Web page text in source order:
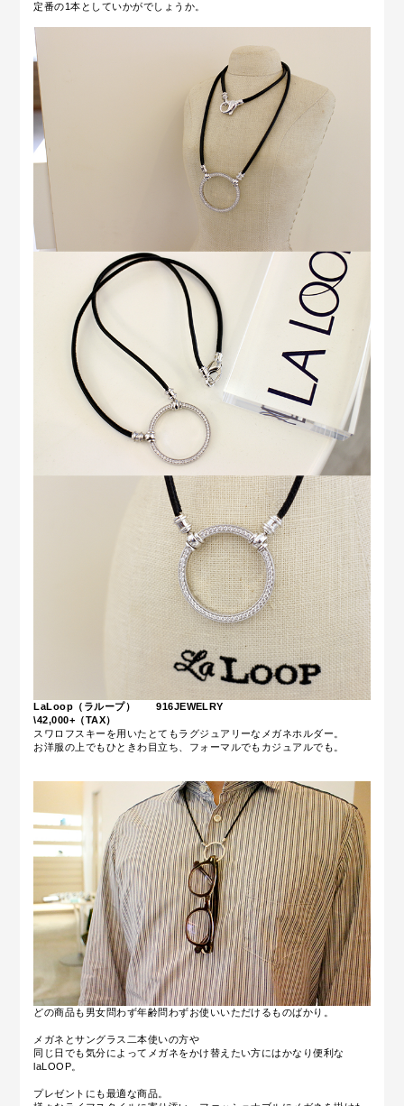
定番の1本としていかがでしょうか。
LaLoop（ラループ） 916JEWELRY
\42,000+（TAX）
スワロフスキーを用いたとてもラグジュアリーなメガネホルダー。
お洋服の上でもひときわ目立ち、フォーマルでもカジュアルでも。
どの商品も男女問わず年齢問わずお使いいただけるものばかり。
メガネとサングラス二本使いの方や
同じ日でも気分によってメガネをかけ替えたい方にはかなり便利な
laLOOP。
プレゼントにも最適な商品。